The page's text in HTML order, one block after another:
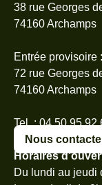
38 rue Georges
74160 Archamps
Entrée provisoire :
72 rue Georges
74160 Archamps
Tel. : 04 50 95 92
Nous
Horaires
Du lundi au jeudi